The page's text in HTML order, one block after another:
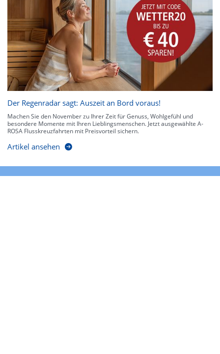
Der Regenradar sagt: Auszeit an Bord voraus!
Machen Sie den November zu Ihrer Zeit für Genuss, Wohlgefühl und
besondere Momente mit Ihren Lieblingsmenschen. Jetzt ausgewählte A-
ROSA Flusskreuzfahrten mit Preisvorteil sichern.
Artikel ansehen